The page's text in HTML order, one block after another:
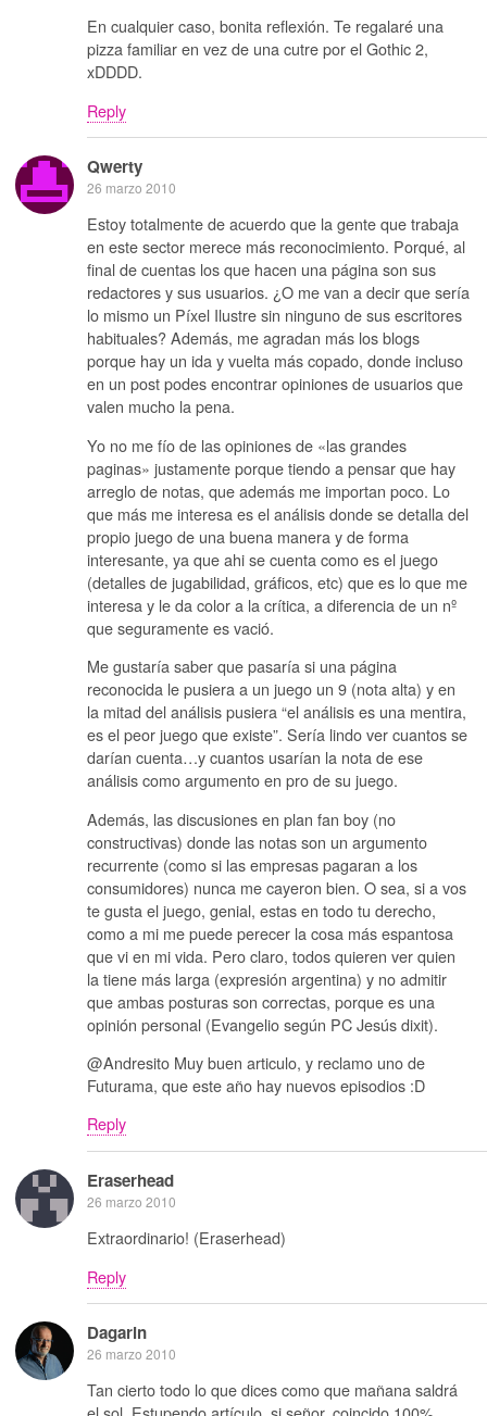
En cualquier caso, bonita reflexión. Te regalaré una
pizza familiar en vez de una cutre por el Gothic 2,
xDDDD.
Reply
Qwerty
26 marzo 2010
Estoy totalmente de acuerdo que la gente que trabaja
en este sector merece más reconocimiento. Porqué, al
final de cuentas los que hacen una página son sus
redactores y sus usuarios. ¿O me van a decir que sería
lo mismo un Píxel Ilustre sin ninguno de sus escritores
habituales? Además, me agradan más los blogs
porque hay un ida y vuelta más copado, donde incluso
en un post podes encontrar opiniones de usuarios que
valen mucho la pena.
Yo no me fío de las opiniones de «las grandes
paginas» justamente porque tiendo a pensar que hay
arreglo de notas, que además me importan poco. Lo
que más me interesa es el análisis donde se detalla del
propio juego de una buena manera y de forma
interesante, ya que ahi se cuenta como es el juego
(detalles de jugabilidad, gráficos, etc) que es lo que me
interesa y le da color a la crítica, a diferencia de un nº
que seguramente es vació.
Me gustaría saber que pasaría si una página
reconocida le pusiera a un juego un 9 (nota alta) y en
la mitad del análisis pusiera “el análisis es una mentira,
es el peor juego que existe”. Sería lindo ver cuantos se
darían cuenta…y cuantos usarían la nota de ese
análisis como argumento en pro de su juego.
Además, las discusiones en plan fan boy (no
constructivas) donde las notas son un argumento
recurrente (como si las empresas pagaran a los
consumidores) nunca me cayeron bien. O sea, si a vos
te gusta el juego, genial, estas en todo tu derecho,
como a mi me puede perecer la cosa más espantosa
que vi en mi vida. Pero claro, todos quieren ver quien
la tiene más larga (expresión argentina) y no admitir
que ambas posturas son correctas, porque es una
opinión personal (Evangelio según PC Jesús dixit).
@Andresito Muy buen articulo, y reclamo uno de
Futurama, que este año hay nuevos episodios :D
Reply
Eraserhead
26 marzo 2010
Extraordinario! (Eraserhead)
Reply
Dagarin
26 marzo 2010
Tan cierto todo lo que dices como que mañana saldrá